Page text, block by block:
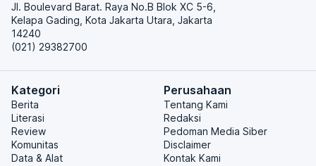
Jl. Boulevard Barat. Raya No.B Blok XC 5-6,
Kelapa Gading, Kota Jakarta Utara, Jakarta
14240
(021) 29382700
Kategori
Berita
Literasi
Review
Komunitas
Data & Alat
Perusahaan
Tentang Kami
Redaksi
Pedoman Media Siber
Disclaimer
Kontak Kami